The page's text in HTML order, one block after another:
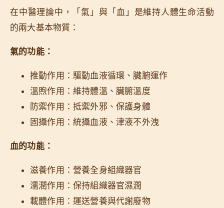
在中醫理論中，「氣」與「血」是維持人體生命活動
的兩大基本物質：
氣的功能：
推動作用：驅動血液循環、臟腑運作
溫煦作用：維持體溫、臟腑溫度
防禦作用：抵禦外邪、保護身體
固攝作用：統攝血液、津液不外洩
血的功能：
滋養作用：營養全身組織器官
濡潤作用：保持組織器官濕潤
載體作用：運送營養與代謝廢物